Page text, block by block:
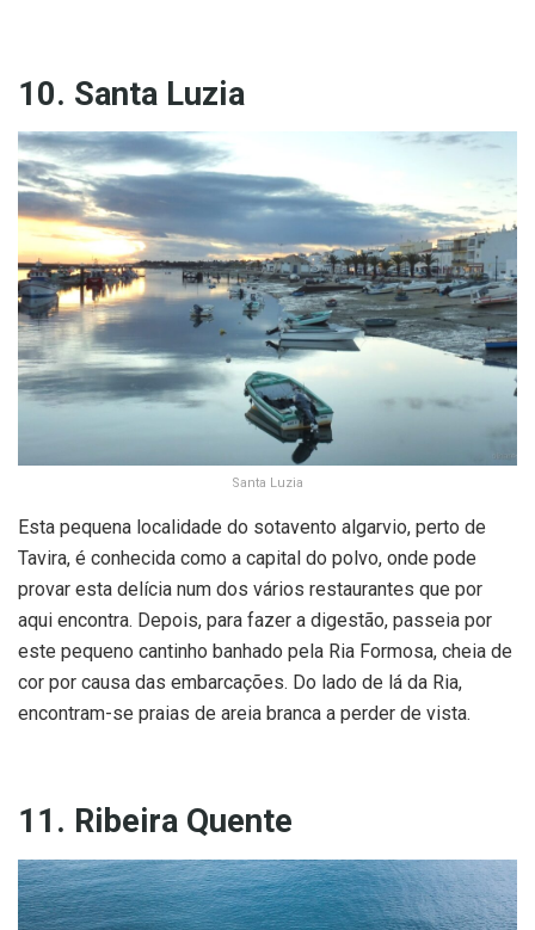
10. Santa Luzia
Santa Luzia
Esta pequena localidade do sotavento algarvio, perto de
Tavira, é conhecida como a capital do polvo, onde pode
provar esta delícia num dos vários restaurantes que por
aqui encontra. Depois, para fazer a digestão, passeia por
este pequeno cantinho banhado pela Ria Formosa, cheia de
cor por causa das embarcações. Do lado de lá da Ria,
encontram-se praias de areia branca a perder de vista.
11. Ribeira Quente